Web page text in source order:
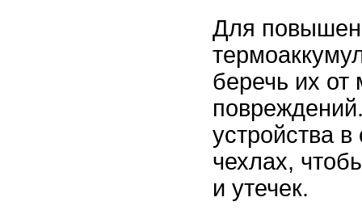
Для
беречь их от
устройства
чехлах,
и утечек.